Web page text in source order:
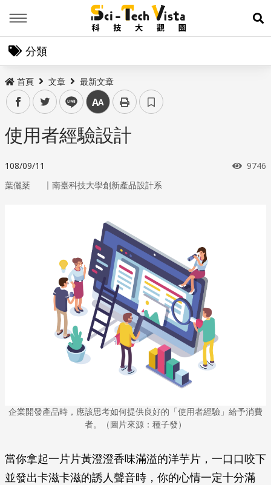
展
分類
首頁 文章 最新文章
facebooktwitter line 中
使用者經驗設計
108/09/11 瀏覽
9746
葉儷棻 ｜ 南臺科技大學創新產品設計系
企業開發產品時，應該思考如何提供良好的「使用者經驗」給予消費
者。（圖片來源：種子發）
當你拿起一片片黃澄澄香味滿溢的洋芋片，一口口咬下
並發出卡滋卡滋的誘人聲音時，你的心情一定十分滿